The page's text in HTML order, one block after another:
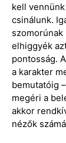
kell
csinálunk.
elhiggyék
pontosság.
a karakter
bemutatóig
megéri a
akkor
nézők